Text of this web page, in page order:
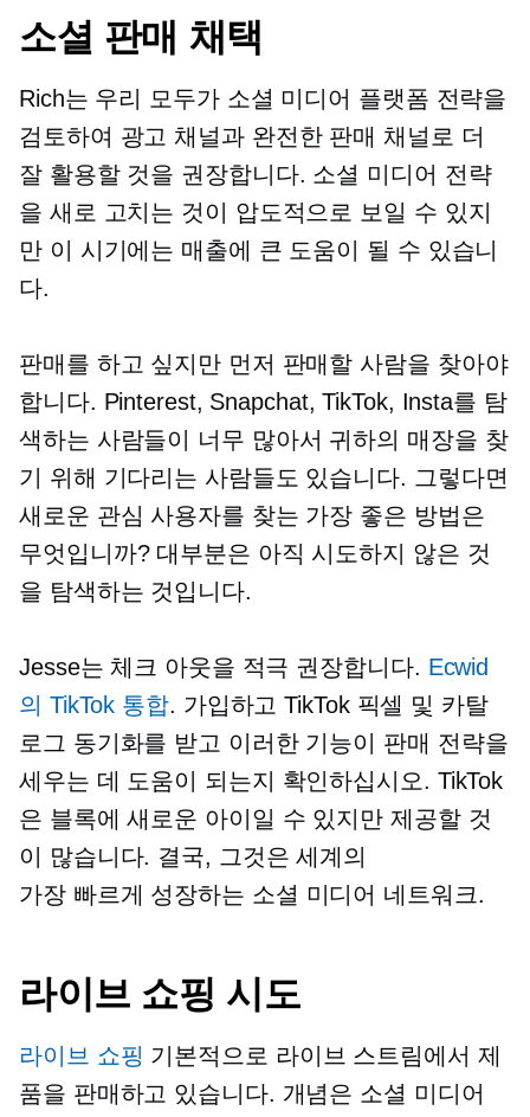
소셜 판매 채택
Rich는 우리 모두가 소셜 미디어 플랫폼 전략을
검토하여 광고 채널과 완전한 판매 채널로 더
잘 활용할 것을 권장합니다. 소셜 미디어 전략
을 새로 고치는 것이 압도적으로 보일 수 있지
만 이 시기에는 매출에 큰 도움이 될 수 있습니
다.
판매를 하고 싶지만 먼저 판매할 사람을 찾아야
합니다. Pinterest, Snapchat, TikTok, Insta를 탐
색하는 사람들이 너무 많아서 귀하의 매장을 찾
기 위해 기다리는 사람들도 있습니다. 그렇다면
새로운 관심 사용자를 찾는 가장 좋은 방법은
무엇입니까? 대부분은 아직 시도하지 않은 것
을 탐색하는 것입니다.
Jesse는 체크 아웃을 적극 권장합니다. Ecwid
의 TikTok 통합. 가입하고 TikTok 픽셀 및 카탈
로그 동기화를 받고 이러한 기능이 판매 전략을
세우는 데 도움이 되는지 확인하십시오. TikTok
은 블록에 새로운 아이일 수 있지만 제공할 것
이 많습니다. 결국, 그것은 세계의
가장 빠르게 성장하는 소셜 미디어 네트워크.
라이브 쇼핑 시도
라이브 쇼핑 기본적으로 라이브 스트림에서 제
품을 판매하고 있습니다. 개념은 소셜 미디어